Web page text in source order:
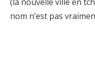
nom n’est pas